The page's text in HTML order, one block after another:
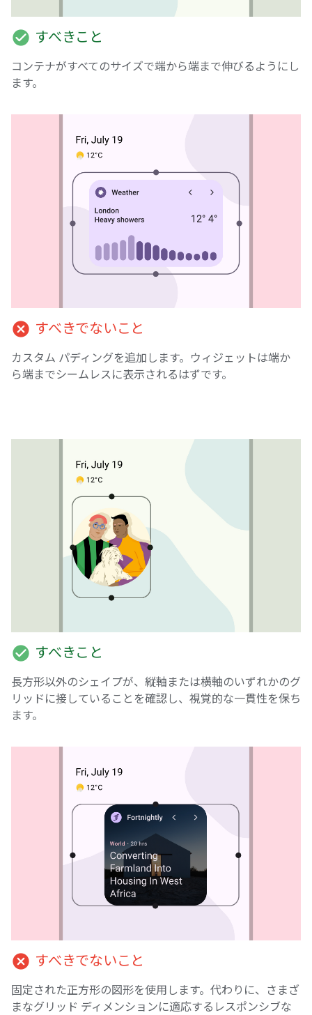
check_circle すべきこと
コンテナがすべてのサイズで端から端まで伸びるようにし
ます。
cancel すべきでないこと
カスタム パディングを追加します。ウィジェットは端か
ら端までシームレスに表示されるはずです。
check_circle すべきこと
長方形以外のシェイプが、縦軸または横軸のいずれかのグ
リッドに接していることを確認し、視覚的な一貫性を保ち
ます。
cancel すべきでないこと
固定された正方形の図形を使用します。代わりに、さまざ
まなグリッド ディメンションに適応するレスポンシブな